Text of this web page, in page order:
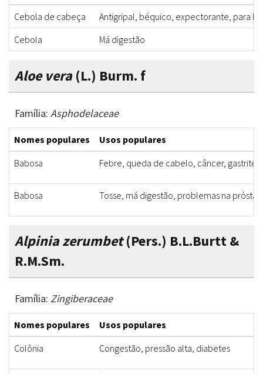
Cebola de cabeça
Antigripal, béquico, expectorante, para
Cebola
Má digestão
Aloe vera(L.) Burm. f
Família: Asphodelaceae
Nomes populares
Usos populares
Babosa
Febre, queda de cabelo, câncer, gastrite,
Babosa Tosse, má digestão, problemas na
Alpinia zerumbet(Pers.) B.L.Burtt &
R.M.Sm.
Família: Zingiberaceae
Nomes populares
Usos populares
Colônia
Congestão, pressão alta, diabetes